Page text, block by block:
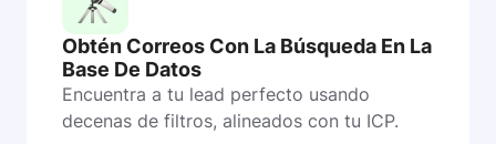
Obtén Correos Con La Búsqueda En La
Base De Datos
Encuentra a tu lead perfecto usando
decenas de filtros, alineados con tu ICP.